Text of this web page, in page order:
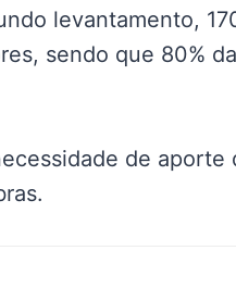
levantamento,
sendo que 80%
de